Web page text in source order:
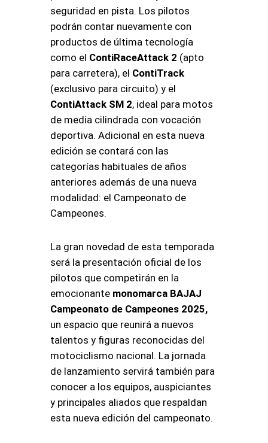
seguridad en pista. Los pilotos
podrán contar nuevamente con
productos de última tecnología
como el ContiRaceAttack 2 (apto
para carretera), el ContiTrack
(exclusivo para circuito) y el
ContiAttack SM 2, ideal para motos
de media cilindrada con vocación
deportiva. Adicional en esta nueva
edición se contará con las
categorías habituales de años
anteriores además de una nueva
modalidad: el Campeonato de
Campeones.
La gran novedad de esta temporada
será la presentación oficial de los
pilotos que competirán en la
emocionante monomarca BAJAJ
Campeonato de Campeones 2025,
un espacio que reunirá a nuevos
talentos y figuras reconocidas del
motociclismo nacional. La jornada
de lanzamiento servirá también para
conocer a los equipos, auspiciantes
y principales aliados que respaldan
esta nueva edición del campeonato.